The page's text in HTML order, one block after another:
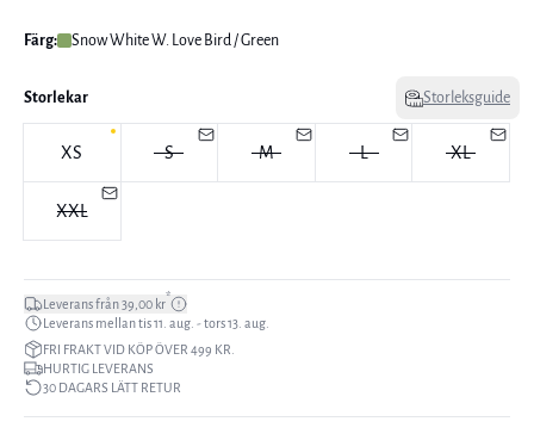
Färg: Snow White W. Love Bird / Green
Storlekar Storleksguide
XS S M L XL
XXL
Leverans från 39,00 kr*
Leverans mellan tis 11. aug. - tors 13. aug.
FRI FRAKT VID KÖP ÖVER 499 KR.
HURTIG LEVERANS
30 DAGARS LÄTT RETUR